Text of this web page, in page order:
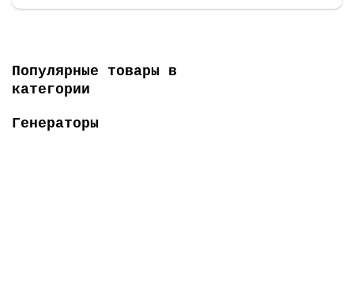
Популярные товары в
категории
Генераторы